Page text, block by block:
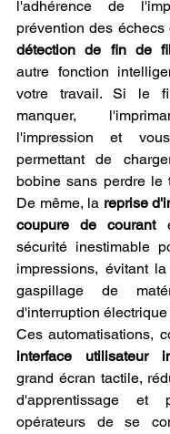
l'adhérence de
détection de fin de
autre fonction
votre travail. Si le
manquer,
l'impression et
permettant de
bobine sans perdre le
De même, la reprise
coupure de courant
sécurité inestimable
impressions, évitant
gaspillage de
d'interruption
interface utilisateur
grand écran tactile,
d'apprentissage et
opérateurs de se